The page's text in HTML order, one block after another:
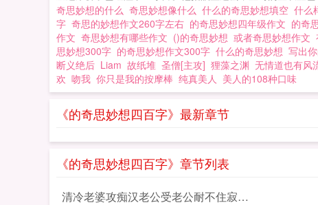
奇思妙想的什么 奇思妙想像什么 什么的奇思妙想填空 什么
字 奇思的妙想作文260字左右 的奇思妙想四年级作文 的奇
作文 奇思妙想有哪些作文 ()的奇思妙想 或者奇思妙想作文
思妙想300字 的奇思妙想作文300字 什么的奇思妙想 写出
断义绝后 Liam 故纸堆 圣僧[主攻] 狸藻之渊 无情道也有风
欢 吻我 你只是我的按摩棒 纯真美人 美人的108种口味
《的奇思妙想四百字》最新章节
《的奇思妙想四百字》章节列表
清冷老婆攻痴汉老公受老公耐不住寂寞